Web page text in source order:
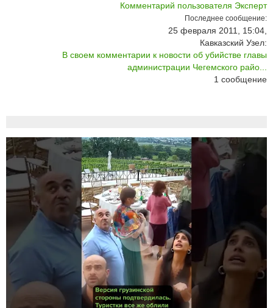
Комментарий пользователя Эксперт
Последнее сообщение:
25 февраля 2011, 15:04,
Кавказский Узел:
В своем комментарии к новости об убийстве главы
администрации Чегемского райо...
1 сообщение